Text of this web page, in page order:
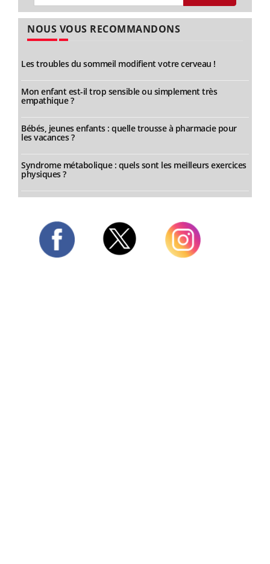
NOUS VOUS RECOMMANDONS
Les troubles du sommeil modifient votre cerveau !
Mon enfant est-il trop sensible ou simplement très
empathique ?
Bébés, jeunes enfants : quelle trousse à pharmacie pour
les vacances ?
Syndrome métabolique : quels sont les meilleurs exercices
physiques ?